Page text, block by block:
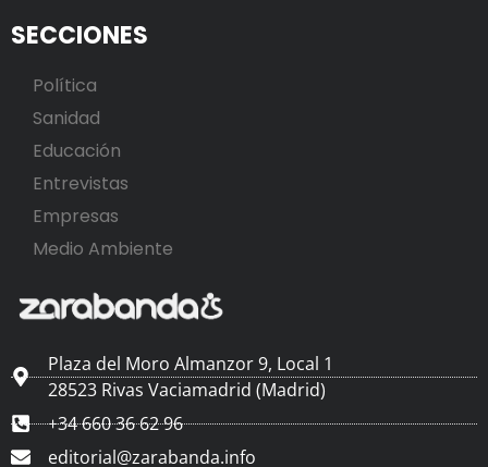
SECCIONES
Política
Sanidad
Educación
Entrevistas
Empresas
Medio Ambiente
Plaza del Moro Almanzor 9, Local 1
28523 Rivas Vaciamadrid (Madrid)
+34 660 36 62 96
editorial@zarabanda.info